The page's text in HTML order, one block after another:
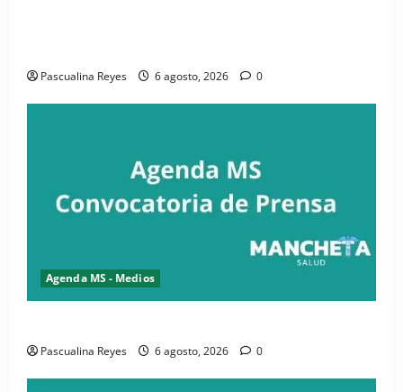
Pascualina Reyes 6 agosto, 2026 0
Agenda MS - Medios
Pascualina Reyes 6 agosto, 2026 0